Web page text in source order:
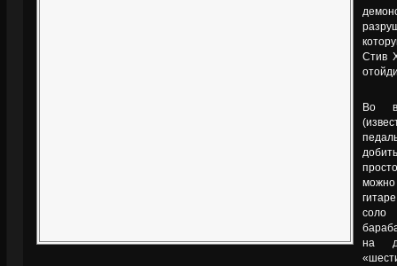
Стив
Во
соло
на